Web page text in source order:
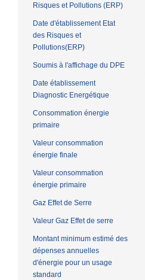
Risques et Pollutions (ERP)
Date d'établissement Etat
des Risques et
Pollutions(ERP)
Soumis à l'affichage du DPE
Date établissement
Diagnostic Energétique
Consommation énergie
primaire
Valeur consommation
énergie finale
Valeur consommation
énergie primaire
Gaz Effet de Serre
Valeur Gaz Effet de serre
Montant minimum estimé des
dépenses annuelles
d'énergie pour un usage
standard